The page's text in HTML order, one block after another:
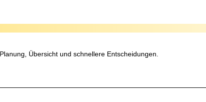
Übersicht und schnellere Entscheidungen.